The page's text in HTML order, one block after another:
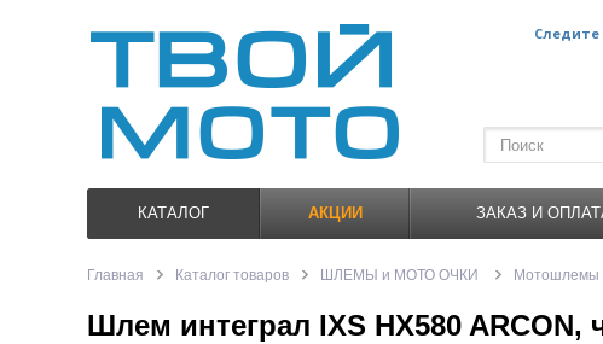
КАТАЛОГ АКЦИИ ЗАКАЗ И
Главная Каталог товаров ШЛЕМЫ и МОТО ОЧКИ Мотошлемы
Шлем интеграл IXS HX580 ARCON,